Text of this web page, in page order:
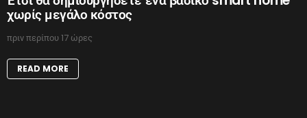
χωρίς μεγάλο κόστος
πριν περίπου 17 ώρες
READ MORE